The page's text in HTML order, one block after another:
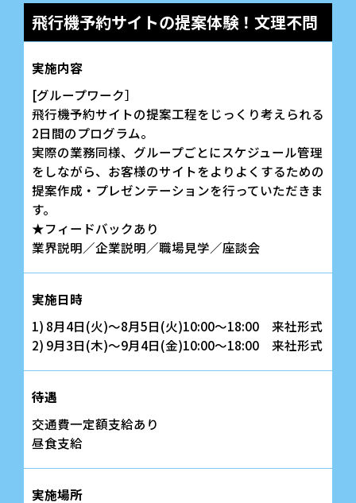
飛行機予約サイトの提案体験！文理不問
実施内容
[グループワーク］
飛行機予約サイトの提案工程をじっくり考えられる
2日間のプログラム。
実際の業務同様、グループごとにスケジュール管理
をしながら、お客様のサイトをよりよくするための
提案作成・プレゼンテーションを行っていただきま
す。
★フィードバックあり
業界説明／企業説明／職場見学／座談会
実施日時
1) 8月4日(火)～8月5日(火)10:00～18:00 来社形式
2) 9月3日(木)～9月4日(金)10:00～18:00 来社形式
待遇
交通費一定額支給あり
昼食支給
実施場所